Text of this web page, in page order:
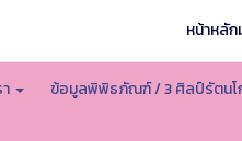
หน้าหลั
ข้อมูลพิพิธภัณฑ์ / 3 ศิลป์รัตน